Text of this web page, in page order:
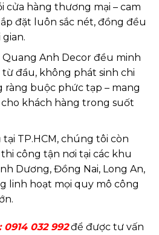
cửa hàng thương mại – cam
đặt luôn sắc nét, đồng đều
Quang Anh Decor đều minh
từ đầu, không phát sinh chi
ràng buộc phức tạp – mang
cho khách hàng trong suốt
TP.HCM, chúng tôi còn
công tận nơi tại các khu
Dương, Đồng Nai, Long An,
linh hoạt mọi quy mô công
032 992để được tư vấn